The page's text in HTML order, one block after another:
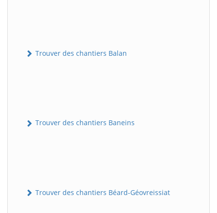
Trouver des chantiers Balan
Trouver des chantiers Baneins
Trouver des chantiers Béard-Géovreissiat